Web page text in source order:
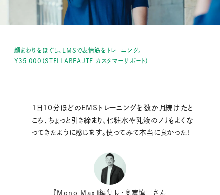
顔まわりをほぐし、EMSで表情筋をトレーニング。
¥35,000（STELLABEAUTE カスタマーサポート）
1日10分ほどのEMSトレーニングを数か月続けたと
ころ、ちょっと引き締まり、化粧水や乳液のノリもよくな
ってきたように感じます。使ってみて本当に良かった！
『Mono Max』編集長・奥家慎二さん